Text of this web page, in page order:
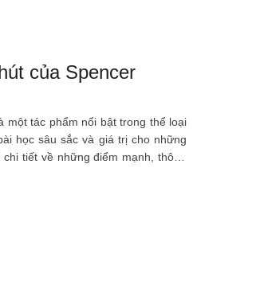
của Spencer
một tác phẩm nổi bật trong thể loại
học sâu sắc và giá trị cho những
tiết về những điểm mạnh, thông